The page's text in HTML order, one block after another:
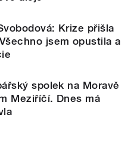
Krize přišla
jsem opustila a
spolek na Moravě
Meziříčí. Dnes má